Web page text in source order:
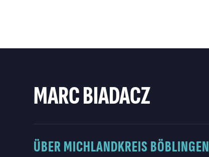
MARC BIADACZ
ÜBER MICHLANDKREIS BÖBLINGEN